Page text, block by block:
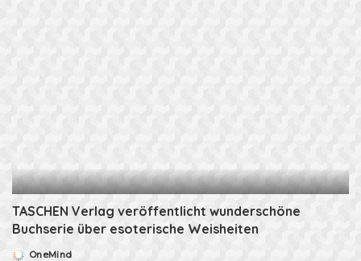
TASCHEN Verlag veröffentlicht wunderschöne
Buchserie über esoterische Weisheiten
PostedOneMind